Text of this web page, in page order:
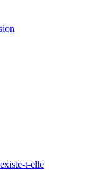
t-elle